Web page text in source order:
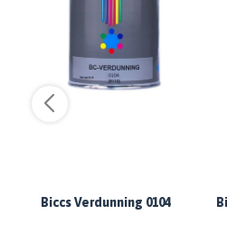
Biccs Verdunning 0104